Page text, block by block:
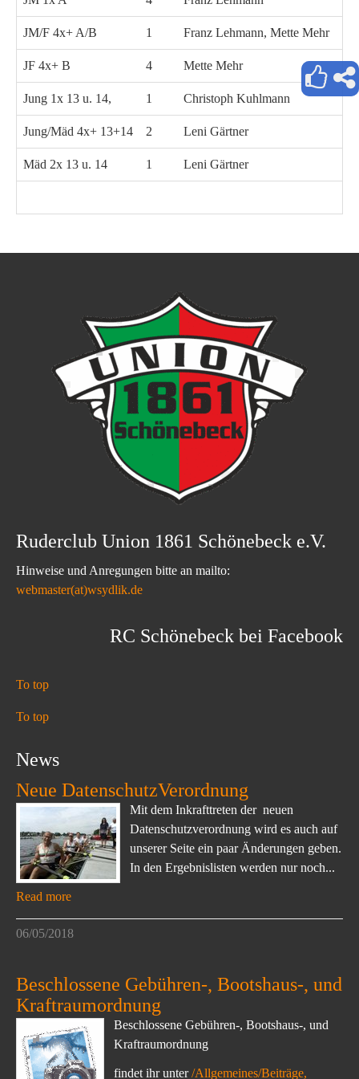
JM/F 4x+ A/B 1 Franz Lehmann, Mette Mehr
JF 4x+ B 4 Mette Mehr
Jung 1x 13 u. 14, 1 Christoph Kuhlmann
Jung/Mäd 4x+ 13+14 2 Leni Gärtner
Mäd 2x 13 u. 14 1 Leni Gärtner
Ruderclub Union 1861 Schönebeck e.V.
Hinweise und Anregungen bitte an mailto:
webmaster(at)wsydlik.de
RC Schönebeck bei Facebook
To top
To top
News
Neue DatenschutzVerordnung
Mit dem Inkrafttreten der neuen
Datenschutzverordnung wird es auch auf
unserer Seite ein paar Änderungen geben.
In den Ergebnislisten werden nur noch...
Read more
06/05/2018
Beschlossene Gebühren-, Bootshaus-, und
Kraftraumordnung
Beschlossene Gebühren-, Bootshaus-, und
Kraftraumordnung
findet ihr unter/Allgemeines/Beiträge,